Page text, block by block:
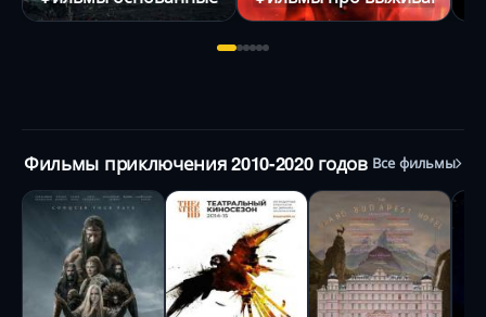
Фильмы приключения 2010-2020 годов Все фильмы